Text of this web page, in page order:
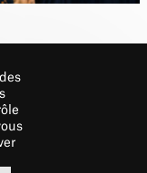
de
Noire